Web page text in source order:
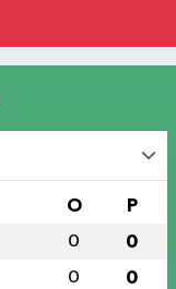
O P
0 0
0 0